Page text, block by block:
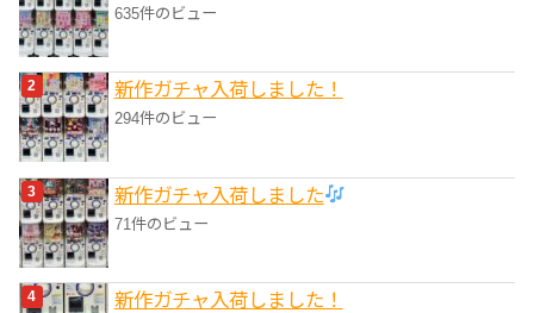
635件のビュー
新作ガチャ入荷しました！
294件のビュー
新作ガチャ入荷しました
71件のビュー
新作ガチャ入荷しました！